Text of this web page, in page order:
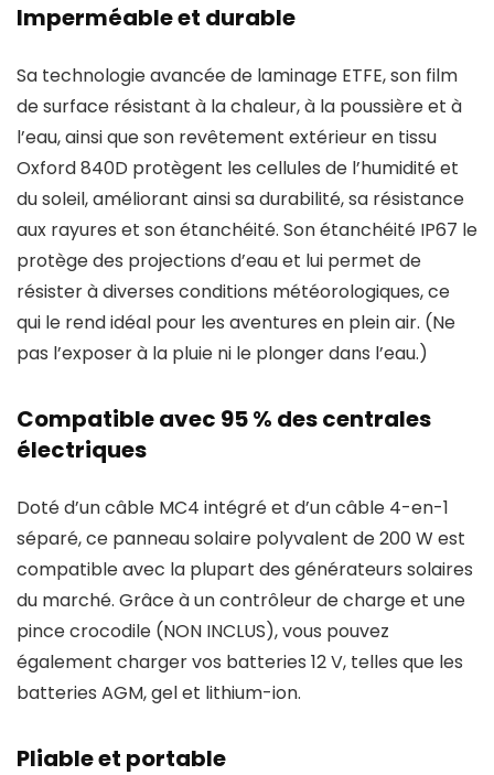
Imperméable et durable
Sa technologie avancée de laminage ETFE, son film
de surface résistant à la chaleur, à la poussière et à
l’eau, ainsi que son revêtement extérieur en tissu
Oxford 840D protègent les cellules de l’humidité et
du soleil, améliorant ainsi sa durabilité, sa résistance
aux rayures et son étanchéité. Son étanchéité IP67 le
protège des projections d’eau et lui permet de
résister à diverses conditions météorologiques, ce
qui le rend idéal pour les aventures en plein air. (Ne
pas l’exposer à la pluie ni le plonger dans l’eau.)
Compatible avec 95 % des centrales
électriques
Doté d’un câble MC4 intégré et d’un câble 4-en-1
séparé, ce panneau solaire polyvalent de 200 W est
compatible avec la plupart des générateurs solaires
du marché. Grâce à un contrôleur de charge et une
pince crocodile (NON INCLUS), vous pouvez
également charger vos batteries 12 V, telles que les
batteries AGM, gel et lithium-ion.
Pliable et portable